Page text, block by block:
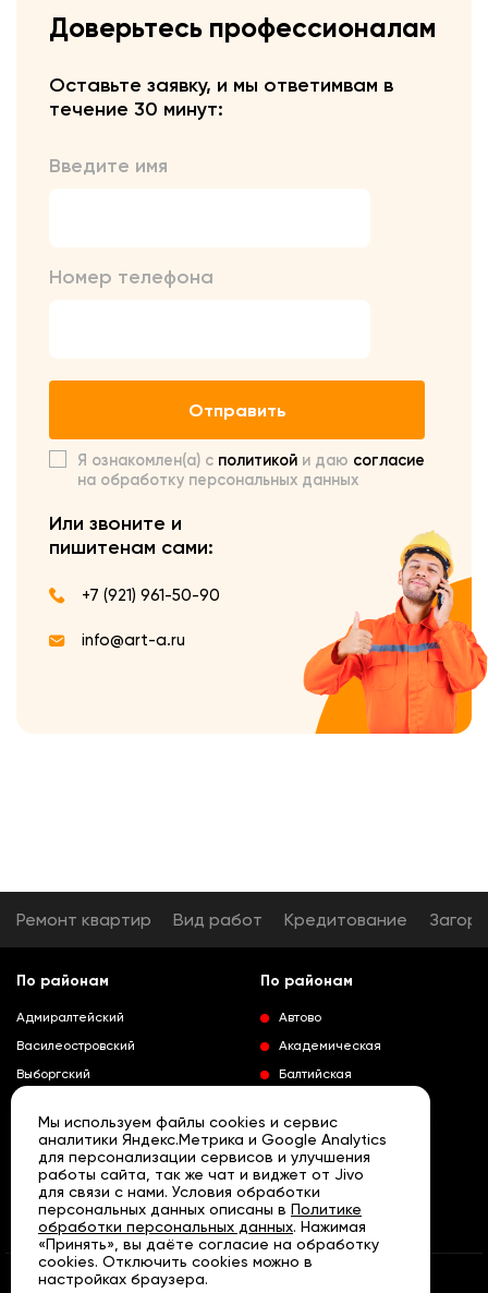
Доверьтесь профессионалам
Оставьте заявку, и мы ответимвам в
течение 30 минут:
Введите имя
Номер телефона
Отправить
Я ознакомлен(а) с политикой и даю согласие
на обработку персональных данных
Или звоните и
пишитенам сами:
+7 (921) 961-50-90
info@art-a.ru
Ремонт квартир Вид работ Кредитование
По районам
Адмиралтейский
Василеостровский
Выборгский
Колпинский
Красногвардейский
Краносельский
Кронштадтский
Курортный
Развернуть
По районам
Автово
Академическая
Балтийская
Выборгская
Гражданский проспект
Девяткино
Кировский завод
Ленинский проспект
© «АРТА» Санкт - Петербург, 2007 - 2026
Мы используем файлы cookies и сервис
аналитики Яндекс.Метрика и Google Analytics
для персонализации сервисов и улучшения
работы сайта, так же чат и виджет от Jivo
для связи с нами. Условия обработки
персональных данных описаны в Политике
обработки персональных данных. Нажимая
«Принять», вы даёте согласие на обработку
cookies. Отключить cookies можно в
настройках браузера.